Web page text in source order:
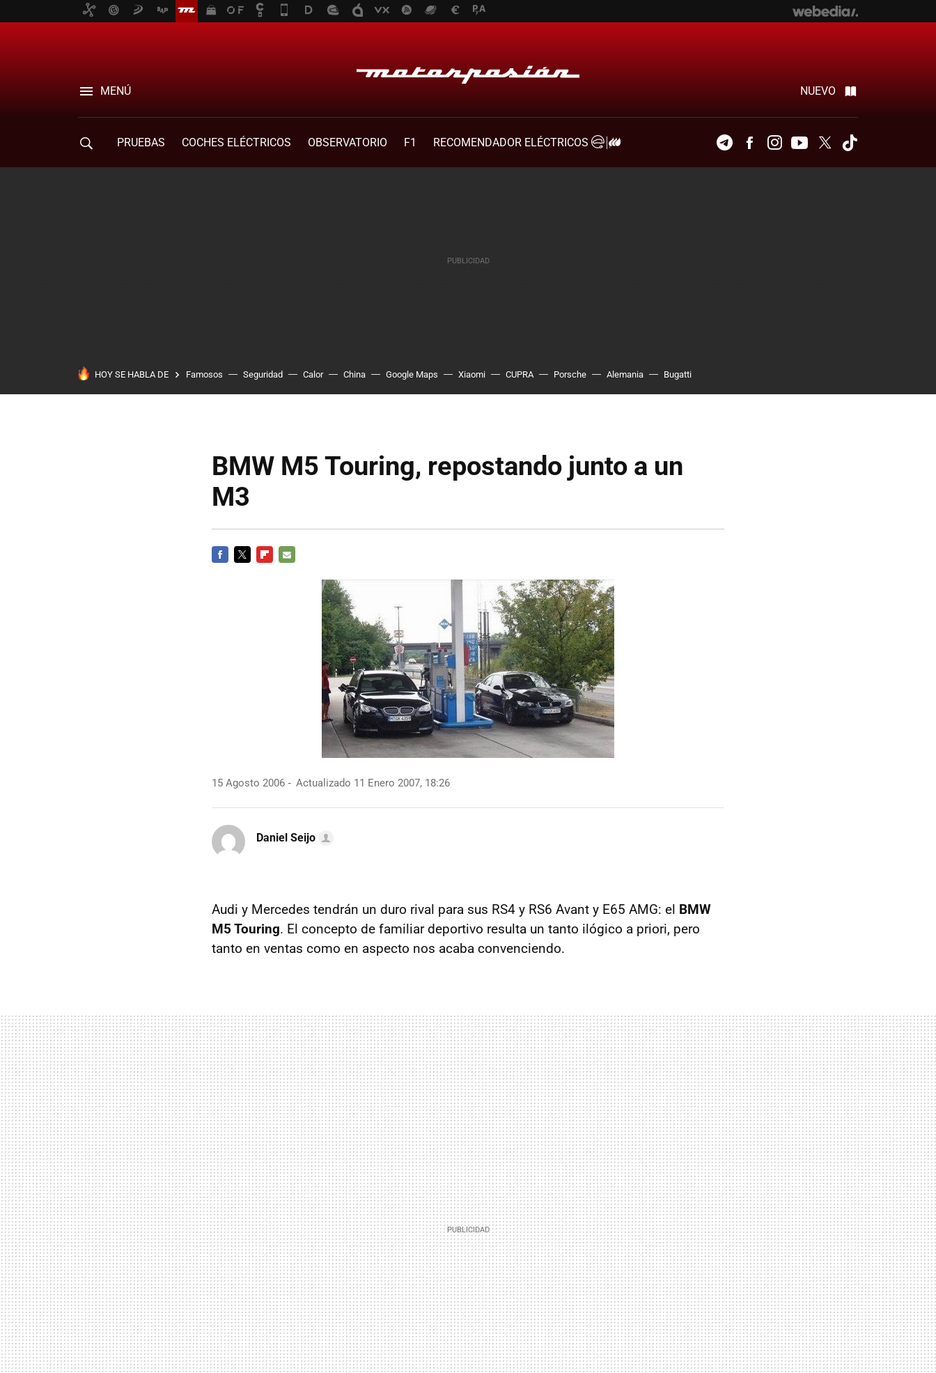
MENÚ NUEVO
PRUEBAS COCHES ELÉCTRICOS OBSERVATORIO F1
RECOMENDADOR ELÉCTRICOS
TelegramFacebookInstagramYoutubeTwitter
HOY SE HABLA DE Famosos Seguridad Calor China Google Maps Xiaomi CUPRA Porsche Alemania Bugatti
BMW M5 Touring, repostando junto a un
M3
15 Agosto 2006 Actualizado 11 Enero 2007, 18:26
Daniel Seijo
Audi y Mercedes tendrán un duro rival para sus RS4 y RS6 Avant y E65 AMG: el BMW
M5 Touring. El concepto de familiar deportivo resulta un tanto ilógico a priori, pero
tanto en ventas como en aspecto nos acaba convenciendo.